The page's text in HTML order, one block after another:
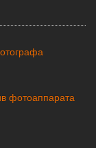
фотоаппарата